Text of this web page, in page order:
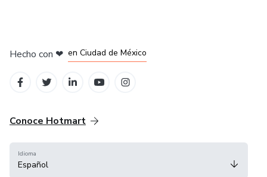
Hecho con ❤ en Ciudad de México
Conoce Hotmart
Idioma
Español